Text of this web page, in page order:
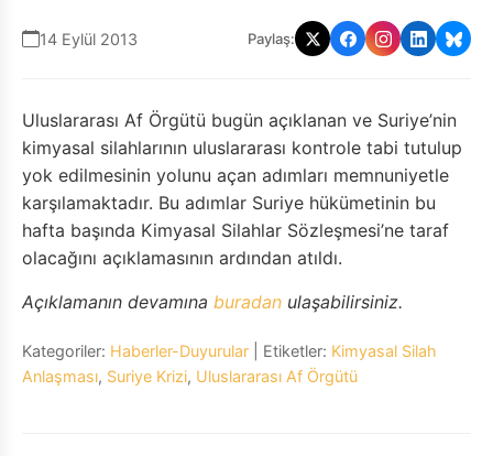
14 Eylül 2013 Paylaş:
Uluslararası Af Örgütü bugün açıklanan ve Suriye’nin
kimyasal silahlarının uluslararası kontrole tabi tutulup
yok edilmesinin yolunu açan adımları memnuniyetle
karşılamaktadır. Bu adımlar Suriye hükümetinin bu
hafta başında Kimyasal Silahlar Sözleşmesi’ne taraf
olacağını açıklamasının ardından atıldı.
Açıklamanın devamına buradan ulaşabilirsiniz.
Kategoriler: Haberler-Duyurular | Etiketler: Kimyasal Silah
Anlaşması, Suriye Krizi, Uluslararası Af Örgütü